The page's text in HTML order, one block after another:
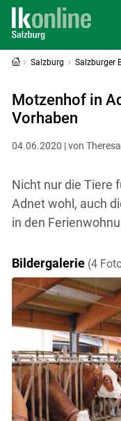
Salzburg Salzburger
Motzenhof in
Vorhaben
04.06.2020 | von
Nicht nur die Tiere
Adnet wohl, auch
in den
Bildergalerie (4